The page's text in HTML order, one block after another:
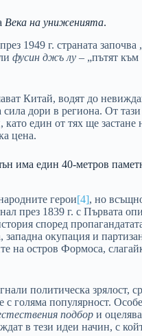
Века на униженията.
1949 г. страната започва
фусин джъ лу – „пътят към
Китай, водят до
дори в региона. От тази
един от тях ще застане
цена.
има един 40-метров
герои[4], но
през 1839 г. с Първата
според
окупация и
на остров Формоса,
политическа зрялост,
с голяма популярност.
подбор и
в тези идеи начин, с